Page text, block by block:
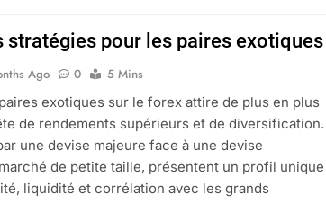
stratégies pour les paires exotiques
Ago 0
5 Mins
exotiques sur le forex attire de plus en plus
de rendements supérieurs et de diversification.
une devise majeure face à une devise
de petite taille, présentent un profil unique
liquidité et corrélation avec les grands